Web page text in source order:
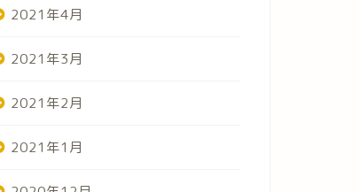
2021年4月
2021年3月
2021年2月
2021年1月